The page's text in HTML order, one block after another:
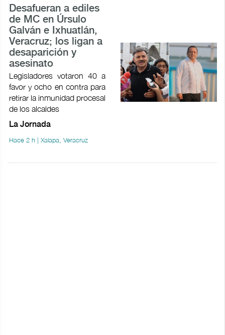
Desafueran a ediles
de MC en Úrsulo
Galván e Ixhuatlán,
Veracruz; los ligan a
desaparición y
asesinato
Legisladores votaron 40 a
favor y ocho en contra para
retirar la inmunidad procesal
de los alcaldes
La Jornada
Hace 2 h | Xalapa, Veracruz